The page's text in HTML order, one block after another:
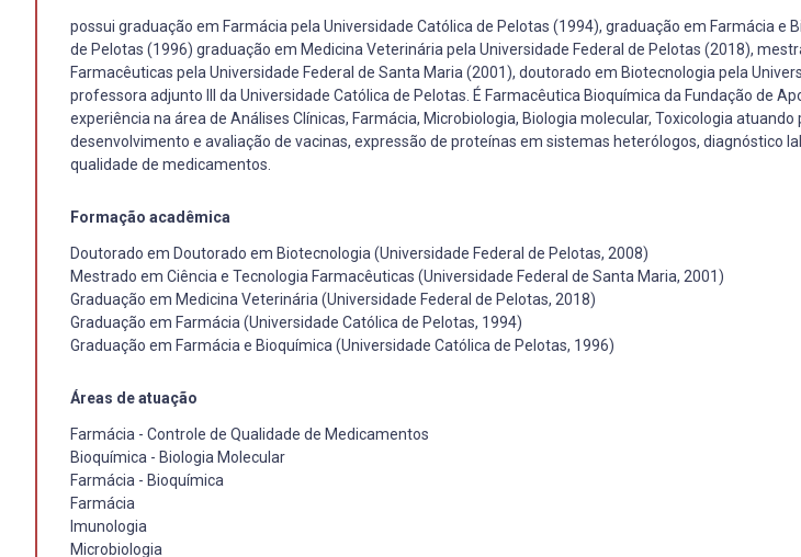
possui graduação em Farmácia pela Universidade Católica de Pelotas (1994), graduação em Farmácia e
de Pelotas (1996) graduação em Medicina Veterinária pela Universidade Federal de Pelotas (2018),
Farmacêuticas pela Universidade Federal de Santa Maria (2001), doutorado em Biotecnologia pela
professora adjunto III da Universidade Católica de Pelotas. É Farmacêutica Bioquímica da Fundação de
experiência na área de Análises Clínicas, Farmácia, Microbiologia, Biologia molecular, Toxicologia
desenvolvimento e avaliação de vacinas, expressão de proteínas em sistemas heterólogos, diagnóstico
qualidade de medicamentos.
Formação acadêmica
Doutorado em Doutorado em Biotecnologia (Universidade Federal de Pelotas, 2008)
Mestrado em Ciência e Tecnologia Farmacêuticas (Universidade Federal de Santa Maria, 2001)
Graduação em Medicina Veterinária (Universidade Federal de Pelotas, 2018)
Graduação em Farmácia (Universidade Católica de Pelotas, 1994)
Graduação em Farmácia e Bioquímica (Universidade Católica de Pelotas, 1996)
Áreas de atuação
Farmácia - Controle de Qualidade de Medicamentos
Bioquímica - Biologia Molecular
Farmácia - Bioquímica
Farmácia
Imunologia
Microbiologia